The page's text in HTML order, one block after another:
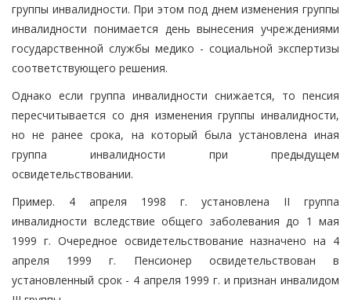
группы инвалидности. При этом под днем изменения группы
инвалидности понимается день вынесения учреждениями
государственной службы медико - социальной экспертизы
соответствующего решения.
Однако если группа инвалидности снижается, то пенсия
пересчитывается со дня изменения группы инвалидности,
но не ранее срока, на который была установлена иная
группа инвалидности при предыдущем
освидетельствовании.
Пример. 4 апреля 1998 г. установлена II группа
инвалидности вследствие общего заболевания до 1 мая
1999 г. Очередное освидетельствование назначено на 4
апреля 1999 г. Пенсионер освидетельствован в
установленный срок - 4 апреля 1999 г. и признан инвалидом